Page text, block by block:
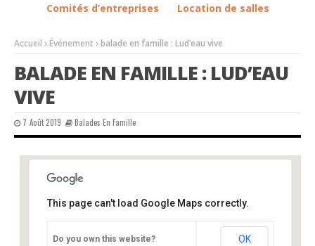
Comités d’entreprises
Location de salles
Accueil Événement balade en famille : Lud’eau vive
BALADE EN FAMILLE : LUD’EAU
VIVE
7 Août 2019 Balades En Famille
Lud’eau vive, Varaignes 24
This page can't load Google Maps correctly.
Do you own this website? OK